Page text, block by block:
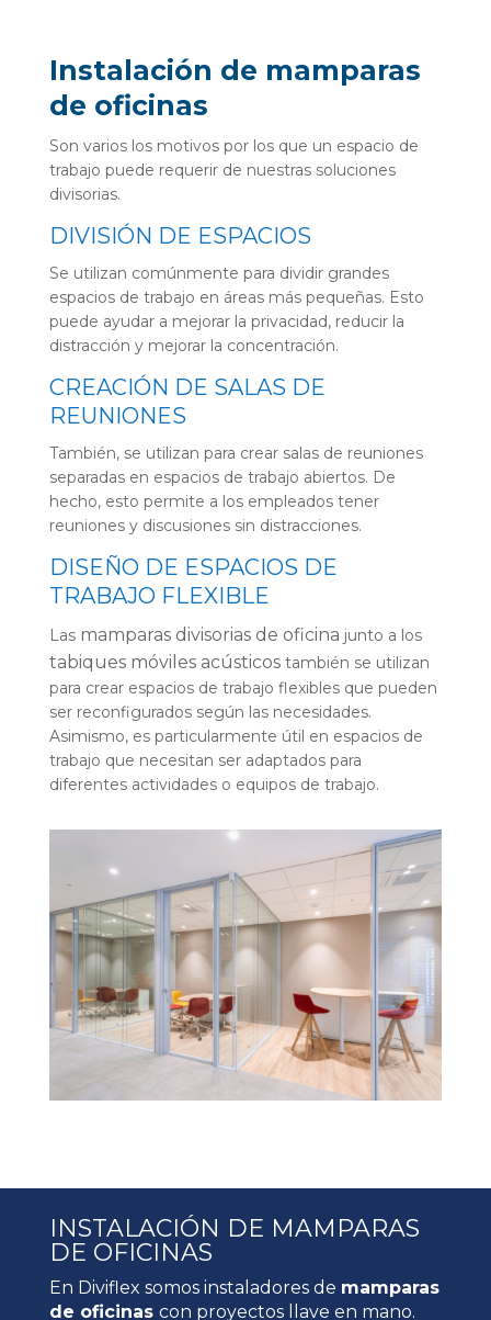
Instalación de mamparas
de oficinas
Son varios los motivos por los que un espacio de
trabajo puede requerir de nuestras soluciones
divisorias.
DIVISIÓN DE ESPACIOS
Se utilizan comúnmente para dividir grandes
espacios de trabajo en áreas más pequeñas. Esto
puede ayudar a mejorar la privacidad, reducir la
distracción y mejorar la concentración.
CREACIÓN DE SALAS DE
REUNIONES
También, se utilizan para crear salas de reuniones
separadas en espacios de trabajo abiertos. De
hecho, esto permite a los empleados tener
reuniones y discusiones sin distracciones.
DISEÑO DE ESPACIOS DE
TRABAJO FLEXIBLE
Las mamparas divisorias de oficina junto a los
tabiques móviles acústicostambién se utilizan
para crear espacios de trabajo flexibles que pueden
ser reconfigurados según las necesidades.
Asimismo, es particularmente útil en espacios de
trabajo que necesitan ser adaptados para
diferentes actividades o equipos de trabajo.
INSTALACIÓN DE MAMPARAS
DE OFICINAS
En Diviflex somos instaladores de mamparas
de oficinas con proyectos llave en mano.